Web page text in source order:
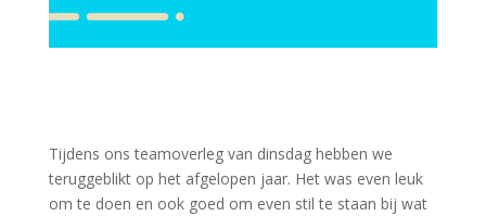
Tijdens ons teamoverleg van dinsdag hebben we
teruggeblikt op het afgelopen jaar. Het was even leuk
om te doen en ook goed om even stil te staan bij wat